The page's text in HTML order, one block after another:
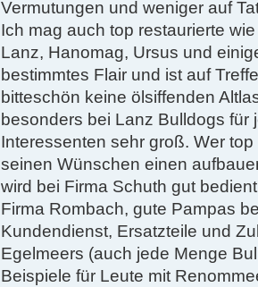
Vermutungen und weniger auf
Ich mag auch top restaurierte
Lanz, Hanomag, Ursus und
bestimmtes Flair und ist auf
bitteschön keine ölsiffenden
besonders bei Lanz Bulldogs für
Interessenten sehr groß. Wer
seinen Wünschen einen
wird bei Firma Schuth gut
Firma Rombach, gute Pampas
Kundendienst, Ersatzteile und
Egelmeers (auch jede Menge
Beispiele für Leute mit